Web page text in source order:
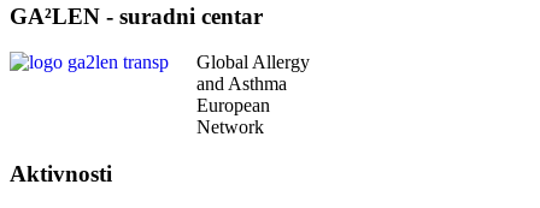
GA²LEN - suradni centar
Global Allergy
and Asthma
European
Network
Aktivnosti